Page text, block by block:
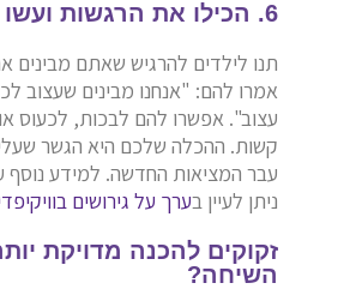
6. הכילו את הרגשות ועשו מקום לעצב
תנו לילדים להרגיש שאתם
אמרו להם: "אנחנו מבינים שעצוב
עצוב". אפשרו להם לבכות, לכעוס
קשות. ההכלה שלכם היא הגשר
עבר המציאות החדשה. למידע נוסף
ניתן לעיין בערך על גירושים
זקוקים להכנה מדויקת
השיחה?